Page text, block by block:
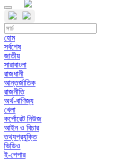
হোম
সর্বশেষ
জাতীয়
সারাবাংলা
রাজধানী
আন্তর্জাতিক
রাজনীতি
অর্থ-বাণিজ্য
খেলা
কর্পোরেট নিউজ
আইন ও বিচার
তথ্যপ্রযুক্তি
ভিডিও
ই-পেপার